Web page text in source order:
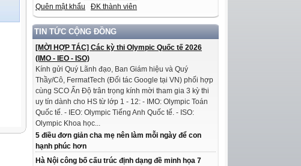
Quên mật khẩu ĐK thành viên
TIN TỨC CỘNG ĐỒNG
[MỜI HỢP TÁC] Các kỳ thi Olympic Quốc tế 2026
(IMO - IEO - ISO)
Kính gửi Quý Lãnh đạo, Ban Giám hiệu và Quý
Thầy/Cô, FermatTech (Đối tác Google tại VN) phối hợp
cùng SCO Ấn Độ trân trọng kính mời tham gia 3 kỳ thi
uy tín dành cho HS từ lớp 1 - 12: - IMO: Olympic Toán
Quốc tế. - IEO: Olympic Tiếng Anh Quốc tế. - ISO:
Olympic Khoa học...
5 điều đơn giản cha mẹ nên làm mỗi ngày để con
hạnh phúc hơn
Hà Nội công bố cấu trúc định dạng đề minh họa 7